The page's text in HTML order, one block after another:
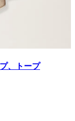
、トープ